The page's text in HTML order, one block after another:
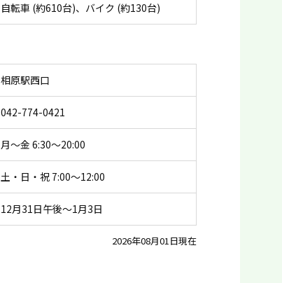
自転車 (約610台)、バイク (約130台)
相原駅西口
042-774-0421
月〜金 6:30〜20:00
土・日・祝 7:00〜12:00
12月31日午後〜1月3日
2026年08月01日現在